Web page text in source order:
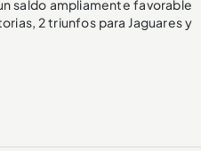
saldo ampliamente favorable
2 triunfos para Jaguares y